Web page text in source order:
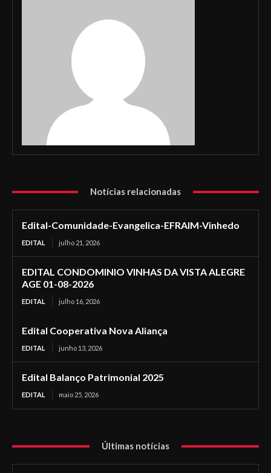
Notícias relacionadas
Edital-Comunidade-Evangelica-EFRAIM-Vinhedo
EDITAL julho 21, 2026
EDITAL CONDOMINIO VINHAS DA VISTA ALEGRE
AGE 01-08-2026
EDITAL julho 16, 2026
Edital Cooperativa Nova Aliança
EDITAL junho 13, 2026
Edital Balanço Patrimonial 2025
EDITAL maio 25, 2026
Últimas notícias